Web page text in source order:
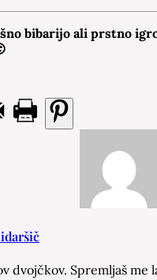
bibarijo ali prstno
dvojčkov. Spremljaš me